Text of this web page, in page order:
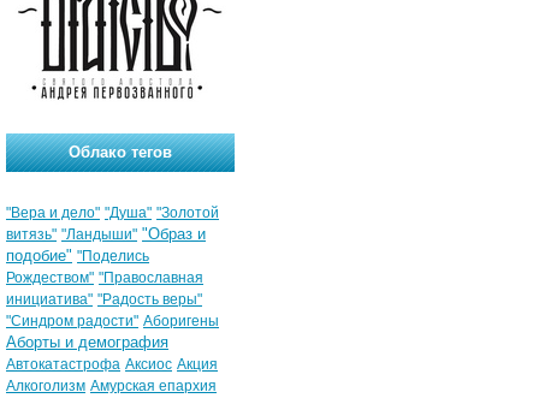
Облако тегов
"Вера и дело" "Душа" "Золотой
витязь" "Ландыши" "Образ и
подобие" "Поделись
Рождеством" "Православная
инициатива" "Радость веры"
"Синдром радости" Аборигены
Аборты и демография
Автокатастрофа Аксиос Акция
Алкоголизм Амурская епархия